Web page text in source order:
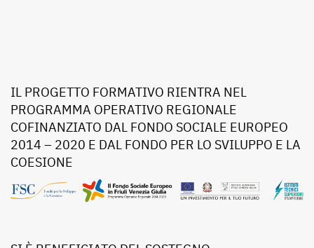
IL PROGETTO FORMATIVO RIENTRA NEL
PROGRAMMA OPERATIVO REGIONALE
COFINANZIATO DAL FONDO SOCIALE EUROPEO
2014 – 2020 E DAL FONDO PER LO SVILUPPO E LA
COESIONE